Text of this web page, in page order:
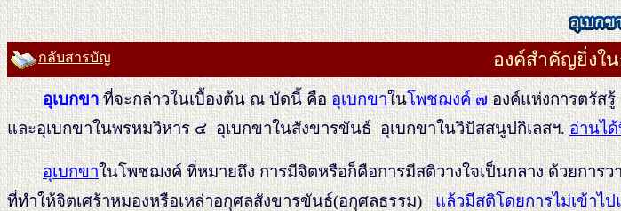
กลับสารบัญ องค์สำคัญยิ่งใ
อุเบกขาที่จะกล่าวในเบื้องต้น ณ บัดนี้ คืออุเบกขาในโพชฌงค์ ๗องค์แห่งการตรัส
และอุเบกขาในพรหมวิหาร ๔ อุเบกขาในสังขารขันธ์ อุเบกขาในวิปัสสนูปกิเลสฯ.อ่านไ
อุเบกขาในโพชฌงค์ ที่หมายถึง การมีจิตหรือก็คือการมีสติวางใจเป็นกลาง ด้วยการว
ที่ทำให้จิตเศร้าหมองหรือเหล่าอกุศลสังขารขันธ์(อกุศลธรรม)แล้วมีสติโดยการไม่เข้าไ